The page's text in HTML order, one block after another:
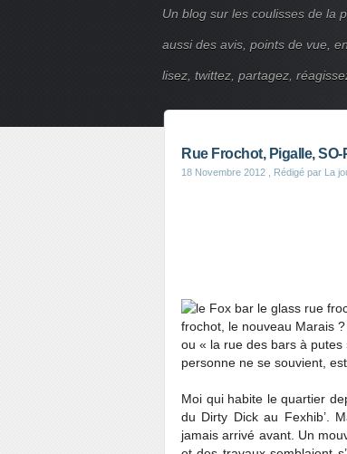
Un blog sur les coulisses de la
aussi des avis, points de vue,
lisez, twittez, partagez,
Rue Frochot, Pigalle,
18 Novembre 2012 , Rédigé par La
frochot, le nouveau Marais
ou « la rue des bars à
personne ne se souvient,
Moi qui habite le quartier
du Dirty Dick au Fexhib’.
jamais arrivé avant. Un